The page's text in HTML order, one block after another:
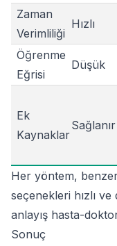
Zaman
Verimliliği
Hızlı
Öğrenme
Eğrisi
Düşük
Ek
Kaynaklar
Sağlanır
Her yöntem,
seçenekleri hızlı
anlayış hasta-
Sonuç